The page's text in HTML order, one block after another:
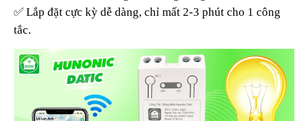
✅ Lắp đặt cực kỳ dễ dàng, chỉ mất 2-3 phút cho 1 công
tắc.